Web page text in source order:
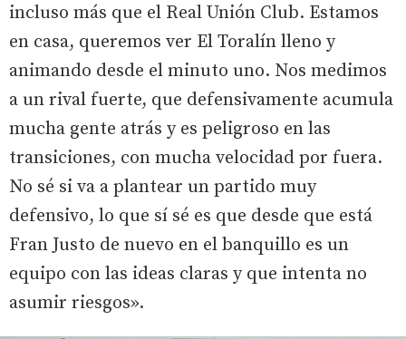
incluso más que el Real Unión Club. Estamos
en casa, queremos ver El Toralín lleno y
animando desde el minuto uno. Nos medimos
a un rival fuerte, que defensivamente acumula
mucha gente atrás y es peligroso en las
transiciones, con mucha velocidad por fuera.
No sé si va a plantear un partido muy
defensivo, lo que sí sé es que desde que está
Fran Justo de nuevo en el banquillo es un
equipo con las ideas claras y que intenta no
asumir riesgos».